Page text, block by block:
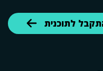
לתוכנית